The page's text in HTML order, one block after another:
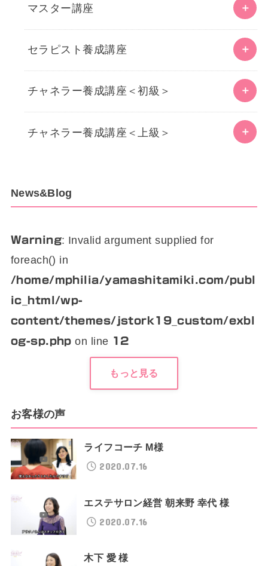
マスター講座
セラピスト養成講座
チャネラー養成講座＜初級＞
チャネラー養成講座＜上級＞
News&Blog
Warning: Invalid argument supplied for
foreach() in
/home/mphilia/yamashitamiki.com/publ
ic_html/wp-
content/themes/jstork19_custom/exbl
og-sp.php on line 12
もっと見る
お客様の声
ライフコーチ M様
2020.07.16
エステサロン経営 朝来野 幸代 様
2020.07.16
木下 愛 様